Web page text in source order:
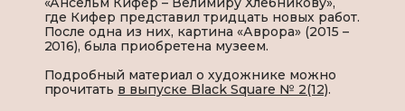
где Кифер представил тридцать новых работ.
После одна из них, картина «Аврора» (2015 –
2016), была приобретена музеем.
Подробный материал о художнике можно
прочитать в выпуске Black Square № 2(12).